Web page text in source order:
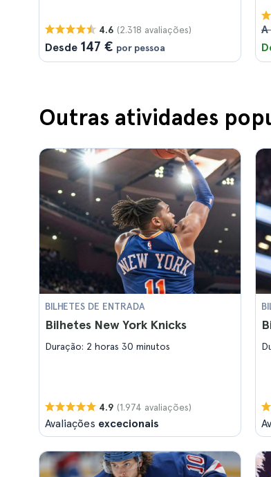
4.6 (2.318 avaliações)
Desde 147 € por pessoa
Outras atividades
BILHETES DE ENTRADA
Bilhetes New York Knicks
Duração: 2 horas 30 minutos
4.9 (1.974 avaliações)
Avaliações excecionais